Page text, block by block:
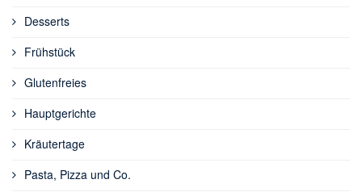
Desserts
Frühstück
Glutenfreies
Hauptgerichte
Kräutertage
Pasta, Pizza und Co.